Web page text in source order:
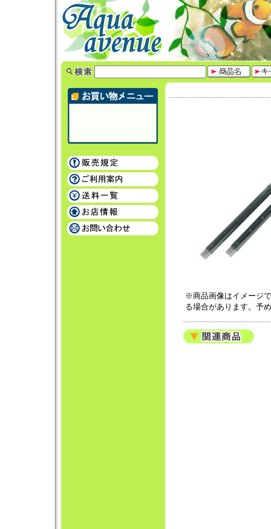
※商品画像はイメージ
る場合があります。予